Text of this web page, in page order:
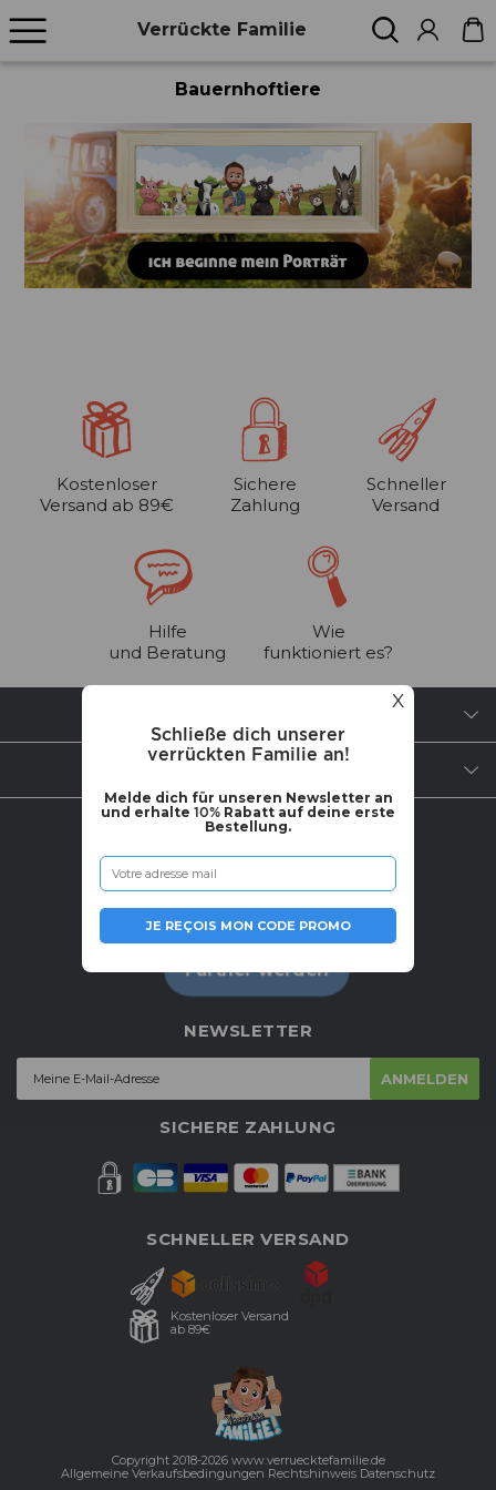
X
Schließe dich unserer
verrückten Familie an!
Melde dich für unseren Newsletter an
und erhalte 10% Rabatt auf deine erste
Bestellung.
JE REÇOIS MON CODE PROMO
Verrückte Familie
Bauernhoftiere
Kostenloser
Versand ab 89€
Sichere
Zahlung
Schneller
Versand
Hilfe
und Beratung
Wie
funktioniert es?
WERDE TEIL DER COMMUNITY
Partner werden
NEWSLETTER
ANMELDEN
SICHERE ZAHLUNG
SCHNELLER VERSAND
Kostenloser Versand
ab 89€
Copyright 2018-2026 www.verruecktefamilie.de
Allgemeine Verkaufsbedingungen Rechtshinweis Datenschutz